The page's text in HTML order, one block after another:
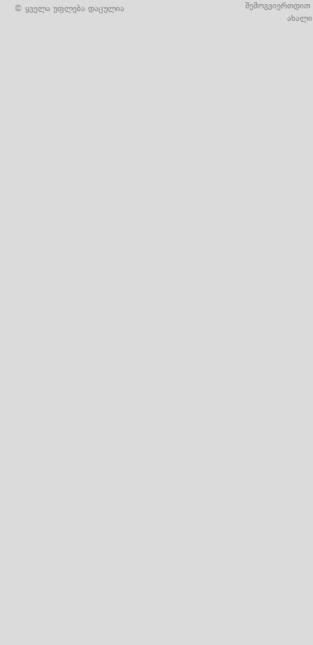
© ყველა უფლება დაცულია
შემოგვიერთდით
ახალი